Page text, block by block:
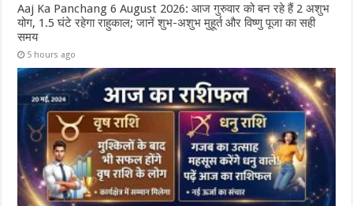
Aaj Ka Panchang 6 August 2026: आज गुरुवार को बन रहे हैं 2 अशुभ
योग, 1.5 घंटे रहेगा राहुकाल; जानें शुभ-अशुभ मुहूर्त और विष्णु पूजा का सही
समय
5 hours ago